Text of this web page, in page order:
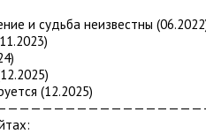
и судьба неизвестны
(12.2025)